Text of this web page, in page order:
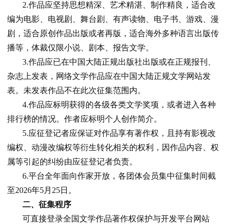
2.作品应坚持思想精深、艺术精湛、制作精良，适合改
编为电影、电视剧、舞台剧、有声读物、电子书、游戏、漫
剧，适合原创作品出版或者再版，适合海外多种语言出版传
播等，体裁仅限小说、剧本、报告文学。
3.作品应已在中国大陆正规出版社出版或在正规报刊、
杂志上发表，网络文学作品应在中国大陆正规文学网站发
表。未发表作品不在此次征集范围内。
4.作品应标明获得的各级各类文学奖项，或者进入各种
排行榜的情况。作者应标明个人创作简介。
5.应征登记者应保证对作品享有著作权，且持有影视改
编权、动漫改编权等衍生转化相关的权利，因作品内容、权
属等引起的纠纷由应征登记者负责。
6.平台全年面向作家开放，各团体会员集中征集时间截
至2026年5月25日。
二、征集程序
可直接登录全国文学作品著作权保护与开发平台网站